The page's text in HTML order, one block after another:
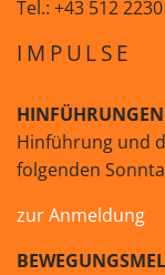
Tel.: +43 512
IMPULSE
HINFÜHRUNGEN
Hinführung und
folgenden
zur Anmeldung